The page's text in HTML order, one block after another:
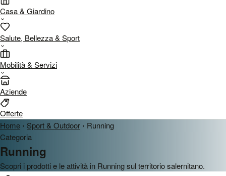
Casa & Giardino
Salute, Bellezza & Sport
Mobilità & Servizi
Aziende
Offerte
Home › Sport & Outdoor › Running
Categoria
Running
Scopri i prodotti e le attività in Running sul territorio salernitano.